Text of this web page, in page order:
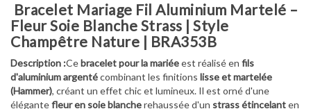
Bracelet Mariage Fil Aluminium Martelé –
Fleur Soie Blanche Strass | Style
Champêtre Nature | BRA353B
Description :Cebracelet pour la mariéeest réalisé en fils
d'aluminium argentécombinant les finitions lisse et martelée
(Hammer), créant un effet chic et lumineux. Il est orné d'une
élégantefleur en soie blancherehaussée d'un strass étincelanten